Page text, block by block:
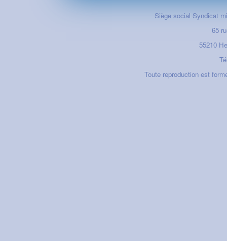
Siège social Syndicat
65
55210
Toute reproduction est